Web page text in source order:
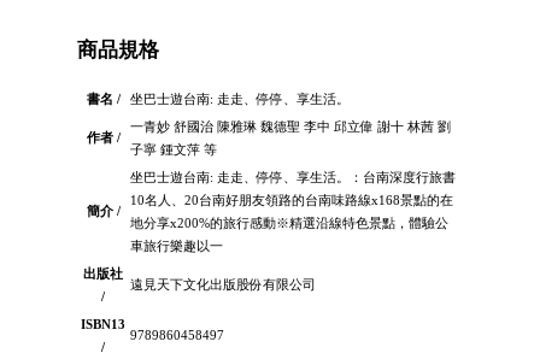
商品規格
書名 / 坐巴士遊台南: 走走、停停、享生活。
作者 /
一青妙 舒國治 陳雅琳 魏德聖 李中 邱立偉 謝十 林茜 劉
子寧 鍾文萍 等
簡介 /
坐巴士遊台南: 走走、停停、享生活。：台南深度行旅書
10名人、20台南好朋友領路的台南味路線x168景點的在
地分享x200%的旅行感動※精選沿線特色景點，體驗公
車旅行樂趣以一
出版社
/
遠見天下文化出版股份有限公司
ISBN13
/
9789860458497